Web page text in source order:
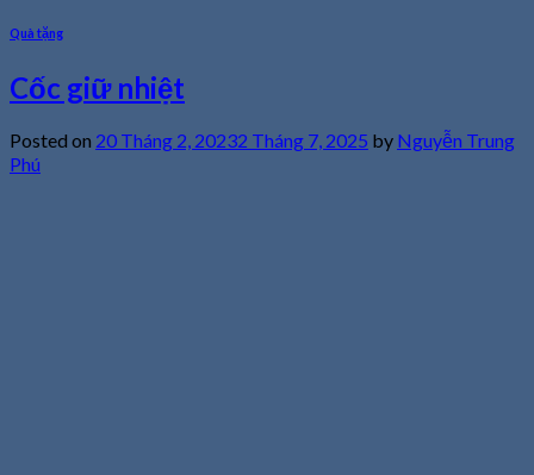
Quà tặng
Cốc giữ nhiệt
Posted on 20 Tháng 2, 20232 Tháng 7, 2025 by Nguyễn Trung
Phú